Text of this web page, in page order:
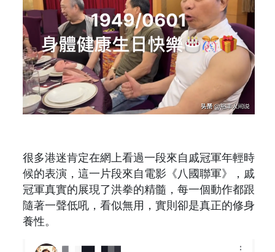
很多港迷肯定在網上看過一段來自戚冠軍年輕時
候的表演，這一片段來自電影《八國聯軍》，戚
冠軍真實的展現了洪拳的精髓，每一個動作都跟
隨著一聲低吼，看似無用，實則卻是真正的修身
養性。